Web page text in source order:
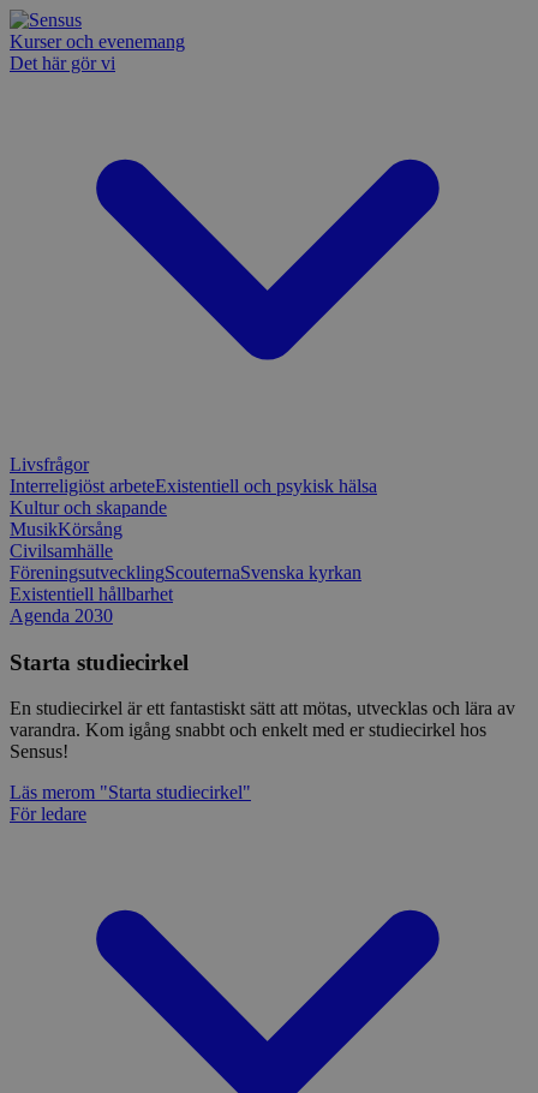
Kurser och evenemang
Det här gör vi
Livsfrågor
Interreligiöst arbeteExistentiell och psykisk hälsa
Kultur och skapande
MusikKörsång
Civilsamhälle
FöreningsutvecklingScouternaSvenska kyrkan
Existentiell hållbarhet
Agenda 2030
Starta studiecirkel
En studiecirkel är ett fantastiskt sätt att mötas, utvecklas och lära av
varandra. Kom igång snabbt och enkelt med er studiecirkel hos
Sensus!
Läs merom "Starta studiecirkel"
För ledare